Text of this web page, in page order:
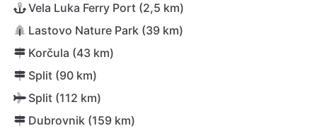
Vela Luka Ferry Port (2,5 km)
Lastovo Nature Park (39 km)
Korčula (43 km)
Split (90 km)
Split (112 km)
Dubrovnik (159 km)